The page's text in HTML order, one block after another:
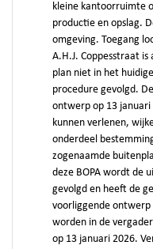
kleine kantoorruimte
productie en opslag.
omgeving. Toegang
A.H.J. Coppesstraat
plan niet in het
procedure gevolgd.
ontwerp op 13
kunnen verlenen,
onderdeel
zogenaamde
deze BOPA wordt de
gevolgd en heeft de
voorliggende ontwerp
worden in de
op 13 januari 2026.